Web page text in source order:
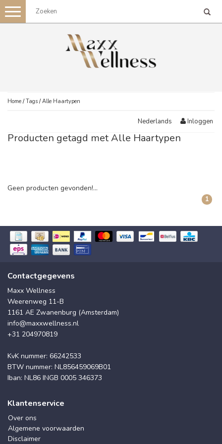
Toggle
navigation
Home /Tags /Alle Haartypen
Nederlands Inloggen
Producten getagd met Alle Haartypen
Geen producten gevonden!...
1
Contactgegevens
Maxx Wellness
Weerenweg 11-B
1161 AE Zwanenburg (Amsterdam)
info@maxxwellness.nl
+31 204970819
KvK nummer: 66242533
BTW nummer: NL856459069B01
Iban: NL86 INGB 0005 346373
Klantenservice
Over ons
Algemene voorwaarden
Disclaimer